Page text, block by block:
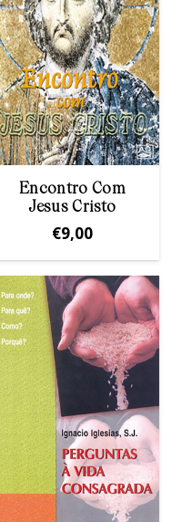
Encontro Com
Jesus Cristo
€9,00